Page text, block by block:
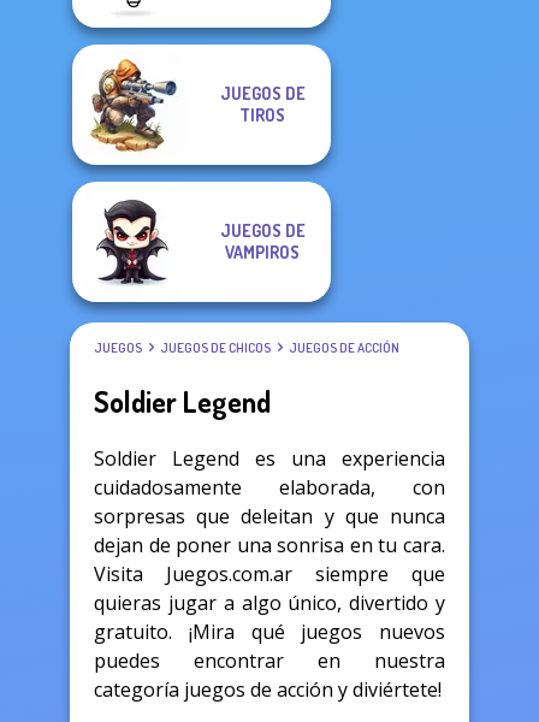
JUEGOS DE
TIROS
JUEGOS DE
VAMPIROS
JUEGOS JUEGOS DE CHICOS JUEGOS DE ACCIÓN
Soldier Legend
Soldier Legend es una experiencia
cuidadosamente elaborada, con
sorpresas que deleitan y que nunca
dejan de poner una sonrisa en tu cara.
Visita Juegos.com.ar siempre que
quieras jugar a algo único, divertido y
gratuito. ¡Mira qué juegos nuevos
puedes encontrar en nuestra
categoría juegos de acción y diviértete!